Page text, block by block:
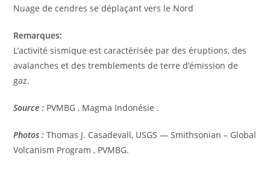
Nuage de cendres se déplaçant vers le Nord
Remarques:
L’activité sismique est caractérisée par des éruptions, des
avalanches et des tremblements de terre d’émission de
gaz.
Source : PVMBG , Magma Indonésie .
Photos : Thomas J. Casadevall, USGS — Smithsonian – Global
Volcanism Program , PVMBG.